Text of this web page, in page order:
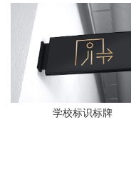
学校标识标牌